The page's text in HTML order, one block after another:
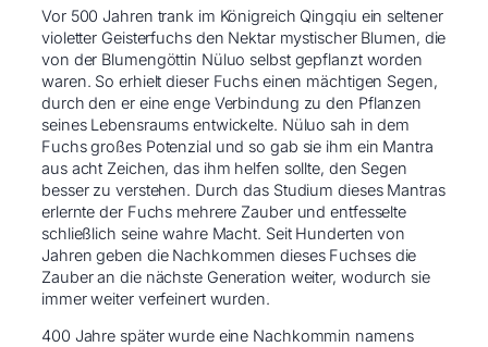
Vor 500 Jahren trank im Königreich Qingqiu ein seltener
violetter Geisterfuchs den Nektar mystischer Blumen, die
von der Blumengöttin Nüluo selbst gepflanzt worden
waren. So erhielt dieser Fuchs einen mächtigen Segen,
durch den er eine enge Verbindung zu den Pflanzen
seines Lebensraums entwickelte. Nüluo sah in dem
Fuchs großes Potenzial und so gab sie ihm ein Mantra
aus acht Zeichen, das ihm helfen sollte, den Segen
besser zu verstehen. Durch das Studium dieses Mantras
erlernte der Fuchs mehrere Zauber und entfesselte
schließlich seine wahre Macht. Seit Hunderten von
Jahren geben die Nachkommen dieses Fuchses die
Zauber an die nächste Generation weiter, wodurch sie
immer weiter verfeinert wurden.
400 Jahre später wurde eine Nachkommin namens